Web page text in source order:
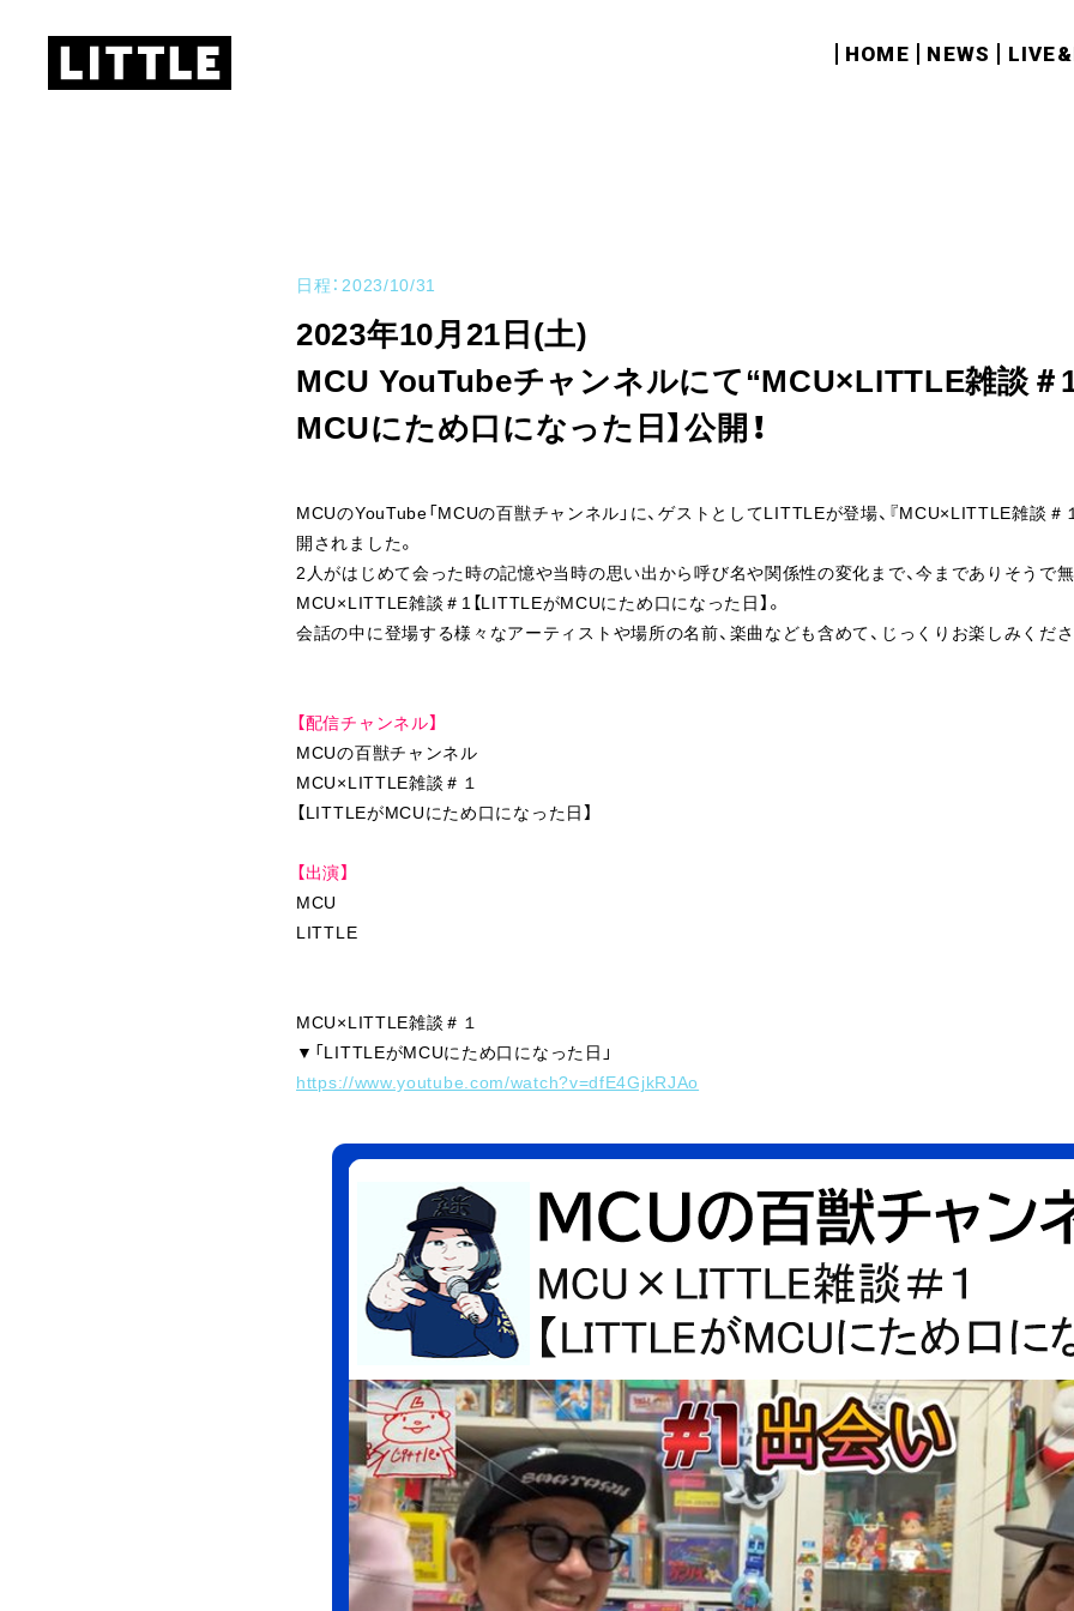
HOME NEWS
日程：2023/10/31
2023年10月21日(土)
MCU YouTubeチャンネルにて“MCU×LITTLE雑談＃
MCUにため口になった日】公開！
MCUのYouTube「MCUの百獣チャンネル」に、ゲストとしてLITTLEが登場、『MCU×LITTLE雑談＃
開されました。
2人がはじめて会った時の記憶や当時の思い出から呼び名や関係性の変化まで、今までありそうで
MCU×LITTLE雑談＃1【LITTLEがMCUにため口になった日】。
会話の中に登場する様々なアーティストや場所の名前、楽曲なども含めて、じっくりお楽しみくださ
【配信チャンネル】
MCUの百獣チャンネル
MCU×LITTLE雑談＃１
【LITTLEがMCUにため口になった日】
【出演】
MCU
LITTLE
MCU×LITTLE雑談＃１
▼「LITTLEがMCUにため口になった日」
https://www.youtube.com/watch?v=dfE4GjkRJAo